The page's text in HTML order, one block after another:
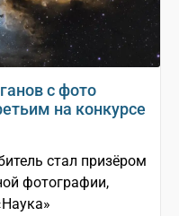
с фото
на конкурсе
стал призёром
фотографии,